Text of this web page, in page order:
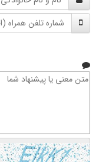
و
نام
خانوادگی
شماره
تلفن
متن